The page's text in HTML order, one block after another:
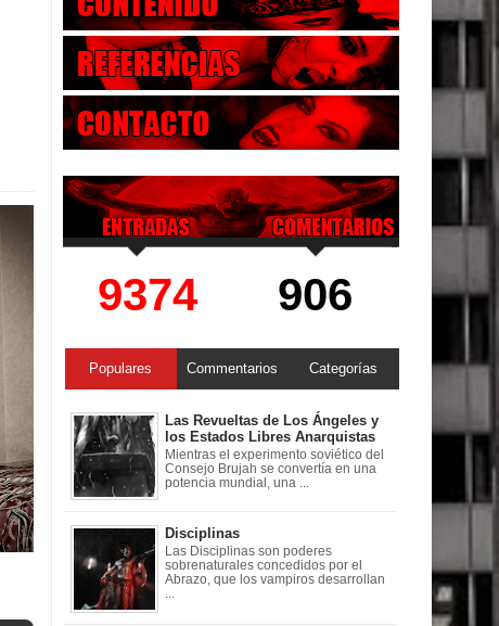
9374 906
Populares Commentarios Categorías
Las Revueltas de Los Ángeles y
los Estados Libres Anarquistas
Mientras el experimento soviético del
Consejo Brujah se convertía en una
potencia mundial, una ...
Disciplinas
Las Disciplinas son poderes
sobrenaturales concedidos por el
Abrazo, que los vampiros desarrollan